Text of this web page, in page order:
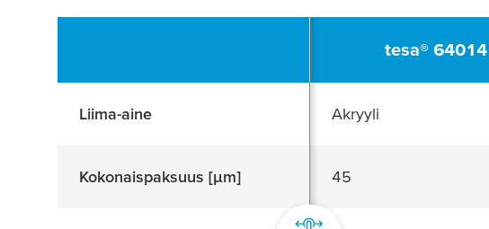
tesa® 64014
Liima-aine Akryyli
Kokonaispaksuus [μm] 45